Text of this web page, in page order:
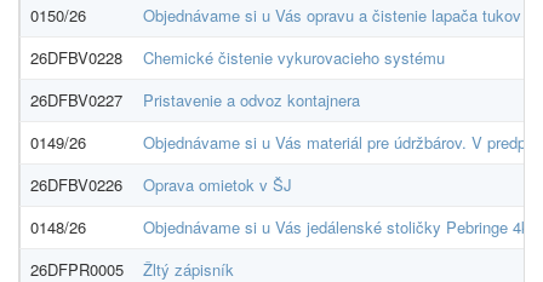
0150/26
Objednávame si u Vás opravu a čistenie lapača tukov
26DFBV0228
Chemické čistenie vykurovacieho systému
26DFBV0227
Pristavenie a odvoz kontajnera
0149/26
Objednávame si u Vás materiál pre údržbárov. V
26DFBV0226
Oprava omietok v ŠJ
0148/26
Objednávame si u Vás jedálenské stoličky Pebringe
26DFPR0005
Žltý zápisník